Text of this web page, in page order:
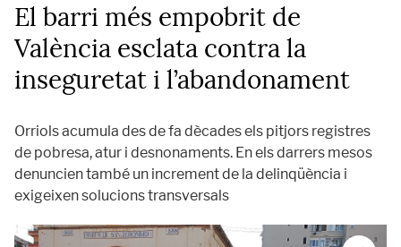
El barri més empobrit de
València esclata contra la
inseguretat i l’abandonament
Orriols acumula des de fa dècades els pitjors registres
de pobresa, atur i desnonaments. En els darrers mesos
denuncien també un increment de la delinqüència i
exigeixen solucions transversals